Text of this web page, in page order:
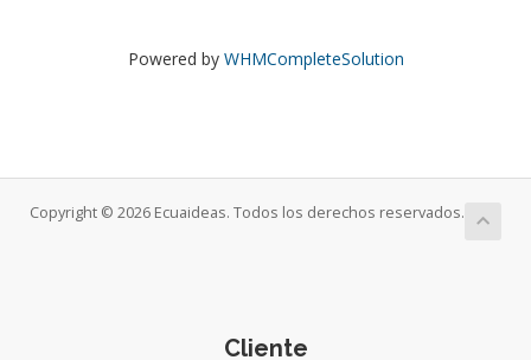
Powered by WHMCompleteSolution
Copyright © 2026 Ecuaideas. Todos los derechos reservados.
Cliente